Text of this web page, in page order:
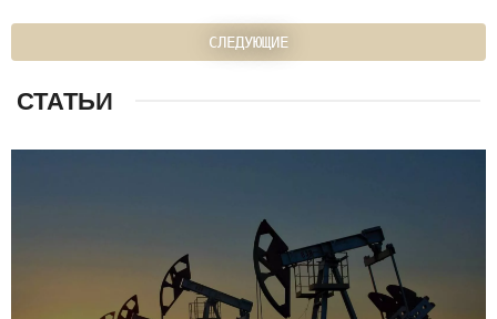
СЛЕДУЮЩИЕ
СТАТЬИ